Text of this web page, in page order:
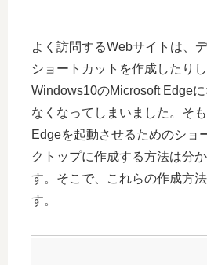
よく訪問するWebサイトは、
ショートカットを作成したりし
Windows10のMicrosoft Edge
なくなってしまいました。そ
Edgeを起動させるためのショ
クトップに作成する方法は分
す。そこで、これらの作成方
す。